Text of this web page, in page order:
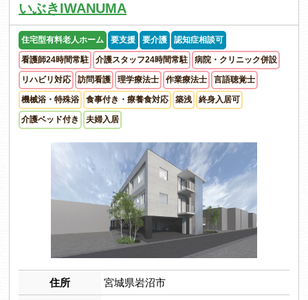
いぶきIWANUMA
住宅型有料老人ホーム 要支援 要介護 認知症相談可
看護師24時間常駐 介護スタッフ24時間常駐 病院・クリニック併設
リハビリ対応 訪問看護 理学療法士 作業療法士 言語聴覚士
機械浴・特殊浴 食事付き・療養食対応 築浅 終身入居可
介護ベッド付き 夫婦入居
住所 宮城県岩沼市